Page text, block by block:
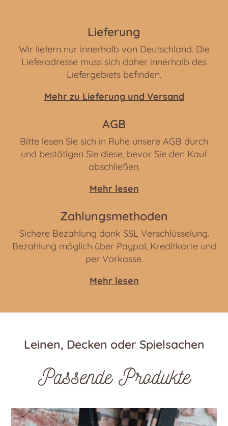
Lieferung
Wir liefern nur innerhalb von Deutschland. Die
Lieferadresse muss sich daher innerhalb des
Liefergebiets befinden.
Mehr zu Lieferung und Versand
AGB
Bitte lesen Sie sich in Ruhe unsere AGB durch
und bestätigen Sie diese, bevor Sie den Kauf
abschließen.
Mehr lesen
Zahlungsmethoden
Sichere Bezahlung dank SSL Verschlüsselung.
Bezahlung möglich über Paypal, Kreditkarte und
per Vorkasse.
Mehr lesen
Leinen, Decken oder Spielsachen
Passende Produkte